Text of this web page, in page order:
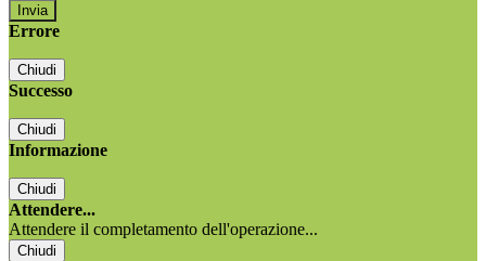
Errore
Chiudi
Successo
Chiudi
Informazione
Chiudi
Attendere...
Attendere il completamento dell'operazione...
Chiudi